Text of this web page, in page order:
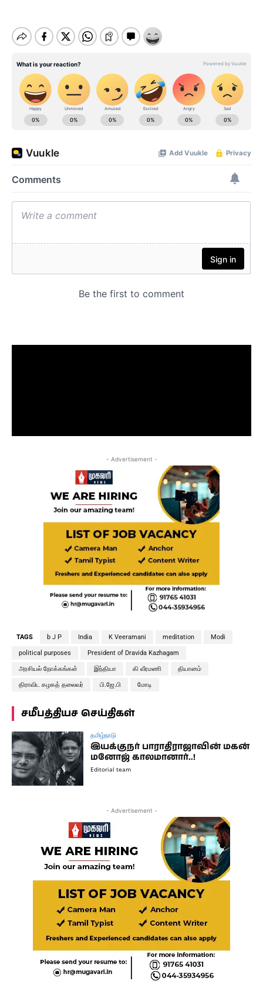
- Advertisement -
TAGS b J P India K Veeramani meditation Modi
political purposes President of Dravida Kazhagam
அரசியல் நோக்கங்கள் இந்தியா கி வீரமணி தியானம்
திராவிட கழகத் தலைவர் பி.ஜே.பி மோடி
சமீபத்தியச செய்திகள்
தமிழ்நாடு
இயக்குநர் பாராதிராஜாவின் மகன்
மனோஜ் காலமானார்..!
Editorial team
- Advertisement -